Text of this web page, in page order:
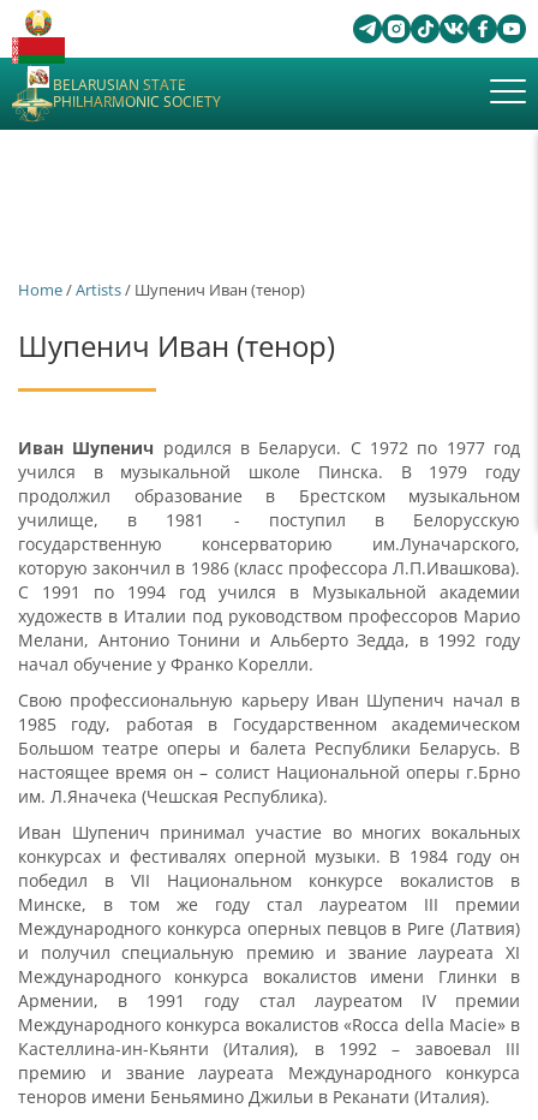
BELARUSIAN STATE
PHILHARMONIC SOCIETY
Home/Artists/ Шупенич Иван (тенор)
Шупенич Иван (тенор)
Иван Шупенич родился в Беларуси. С 1972 по 1977 год
учился в музыкальной школе Пинска. В 1979 году
продолжил образование в Брестском музыкальном
училище, в 1981 - поступил в Белорусскую
государственную консерваторию им.Луначарского,
которую закончил в 1986 (класс профессора Л.П.Ивашкова).
С 1991 по 1994 год учился в Музыкальной академии
художеств в Италии под руководством профессоров Марио
Мелани, Антонио Тонини и Альберто Зедда, в 1992 году
начал обучение у Франко Корелли.
Свою профессиональную карьеру Иван Шупенич начал в
1985 году, работая в Государственном академическом
Большом театре оперы и балета Республики Беларусь. В
настоящее время он – солист Национальной оперы г.Брно
им. Л.Яначека (Чешская Республика).
Иван Шупенич принимал участие во многих вокальных
конкурсах и фестивалях оперной музыки. В 1984 году он
победил в VII Национальном конкурсе вокалистов в
Минске, в том же году стал лауреатом III премии
Международного конкурса оперных певцов в Риге (Латвия)
и получил специальную премию и звание лауреата XI
Международного конкурса вокалистов имени Глинки в
Армении, в 1991 году стал лауреатом IV премии
Международного конкурса вокалистов «Rocca della Macie» в
Кастеллина-ин-Кьянти (Италия), в 1992 – завоевал III
премию и звание лауреата Международного конкурса
теноров имени Беньямино Джильи в Реканати (Италия).